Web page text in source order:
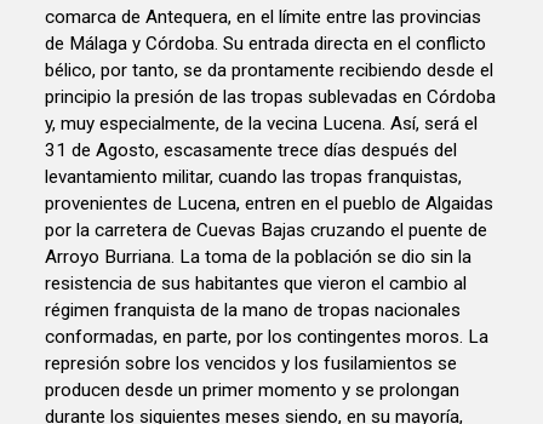
comarca de Antequera, en el límite entre las provincias
de Málaga y Córdoba. Su entrada directa en el conflicto
bélico, por tanto, se da prontamente recibiendo desde el
principio la presión de las tropas sublevadas en Córdoba
y, muy especialmente, de la vecina Lucena. Así, será el
31 de Agosto, escasamente trece días después del
levantamiento militar, cuando las tropas franquistas,
provenientes de Lucena, entren en el pueblo de Algaidas
por la carretera de Cuevas Bajas cruzando el puente de
Arroyo Burriana. La toma de la población se dio sin la
resistencia de sus habitantes que vieron el cambio al
régimen franquista de la mano de tropas nacionales
conformadas, en parte, por los contingentes moros. La
represión sobre los vencidos y los fusilamientos se
producen desde un primer momento y se prolongan
durante los siguientes meses siendo, en su mayoría,